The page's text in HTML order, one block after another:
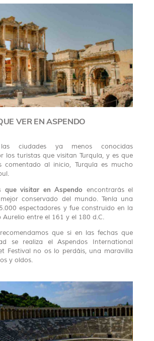
VER EN ASPENDO
ciudades ya menos conocidas
los turistas que visitan Turquía, y es que
comentado al inicio, Turquía es mucho
que visitar en Aspendo encontrarás el
conservado del mundo. Tenía una
espectadores y fue construido en la
entre el 161 y el 180 d.C.
que si en las fechas que
se realiza el Aspendos International
Festival no os lo perdáis, una maravilla
y oídos.